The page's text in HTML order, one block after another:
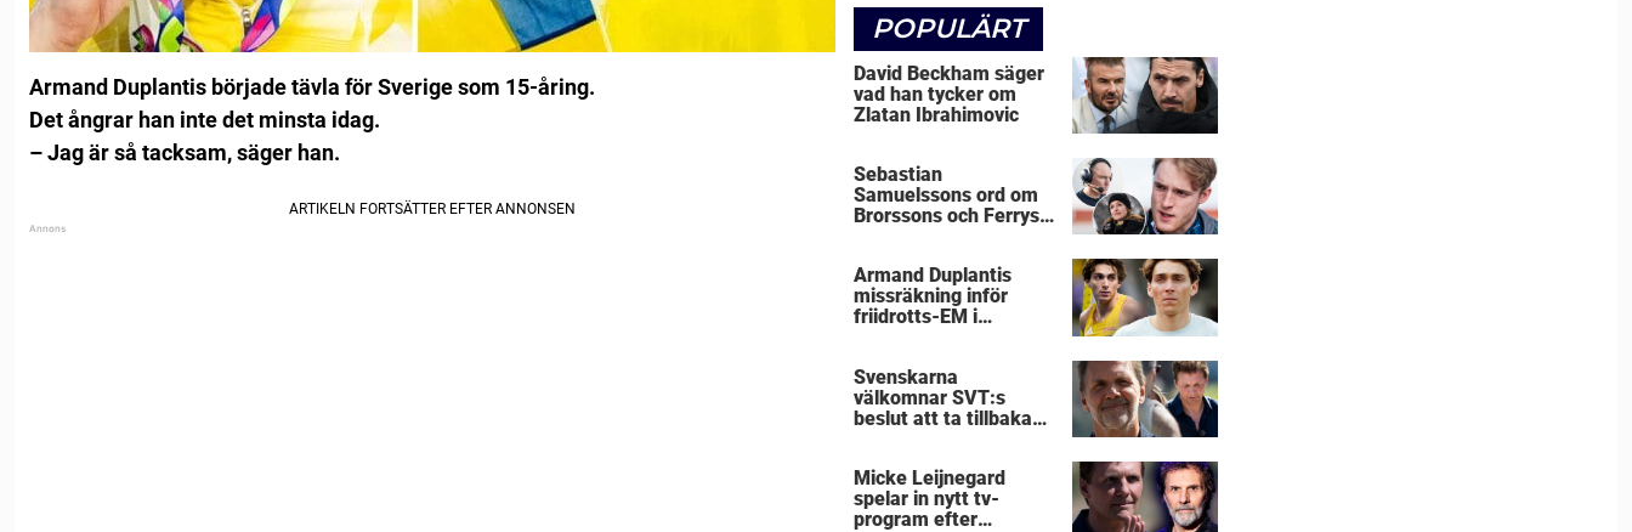
Armand Duplantis började tävla för Sverige som 15-åring.
Det ångrar han inte det minsta idag.
– Jag är så tacksam, säger han.
POPULÄRT
David Beckham säger
vad han tycker om
Zlatan Ibrahimovic
Sebastian
Samuelssons ord om
Brorssons och Ferrys
Armand Duplantis
missräkning inför
friidrotts-EM i
Svenskarna
välkomnar SVT:s
beslut att ta tillbaka
Micke Leijnegard
spelar in nytt tv-
program efter